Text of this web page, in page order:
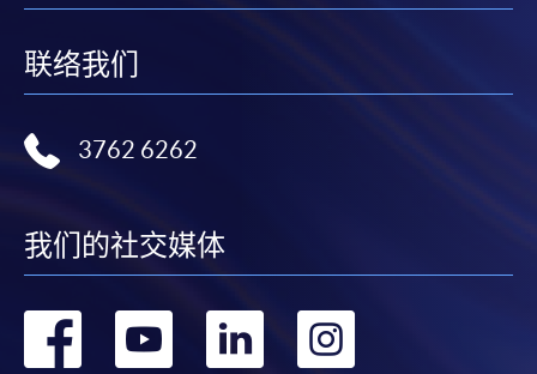
「报读课程」，惟学院对邮递失误而遗失的支票及个
人资料概不负责。
3. VISA / Mastercard
Mastercard（包括「香港大学专业进修学院
Mastercard卡」）缴付学费。香港大学专业进修学院
享有十个月免息分期付款优惠，惟课程申请人必须为
信用卡持有人。详情请向学院报名中心职员查询。
联络我们
3762 6262
我们的社交媒体
转
转
转